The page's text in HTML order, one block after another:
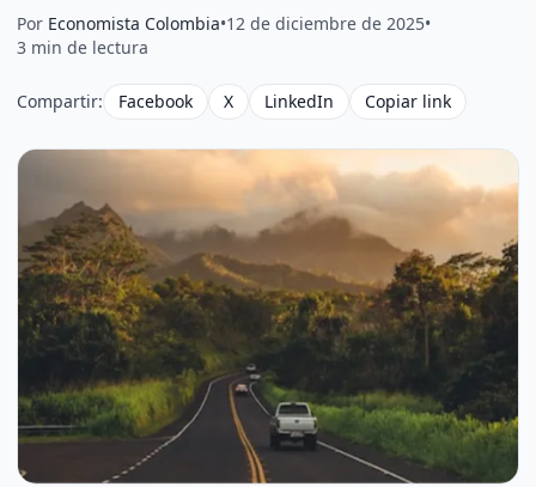
Por Economista Colombia•12 de diciembre de 2025•
3 min de lectura
Compartir: Facebook X LinkedIn Copiar link